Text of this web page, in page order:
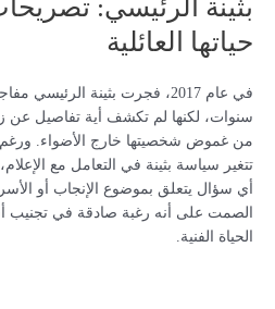
بثينة الرئيسي:
حياتها العائلية
في عام 2017، فجرت بثينة الرئيسي
سنوات، لكنها لم تكشف أية تفاصيل عن
من غموض شخصيتها خارج الأضواء. ورغم
تتغير سياسة بثينة في التعامل مع
أي سؤال يتعلق بموضوع الإنجاب أو
الصمت على أنه رغبة صادقة في تجنيب
الحياة الفنية.